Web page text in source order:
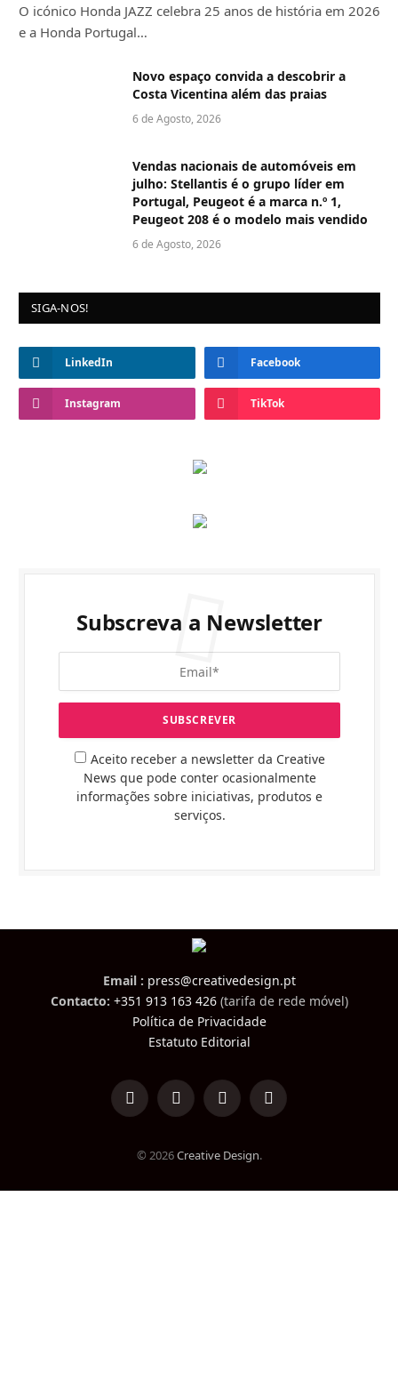
O icónico Honda JAZZ celebra 25 anos de história em 2026
e a Honda Portugal…
Novo espaço convida a descobrir a
Costa Vicentina além das praias
6 de Agosto, 2026
Vendas nacionais de automóveis em
julho: Stellantis é o grupo líder em
Portugal, Peugeot é a marca n.º 1,
Peugeot 208 é o modelo mais vendido
6 de Agosto, 2026
SIGA-NOS!
LinkedIn Facebook
Instagram TikTok
Subscreva a Newsletter
Aceito receber a newsletter da Creative
News que pode conter ocasionalmente
informações sobre iniciativas, produtos e
serviços.
Email : press@creativedesign.pt
Contacto: +351 913 163 426(tarifa de rede móvel)
Política de Privacidade
Estatuto Editorial
LinkedInFacebookInstagramTikTok
© 2026Creative Design.